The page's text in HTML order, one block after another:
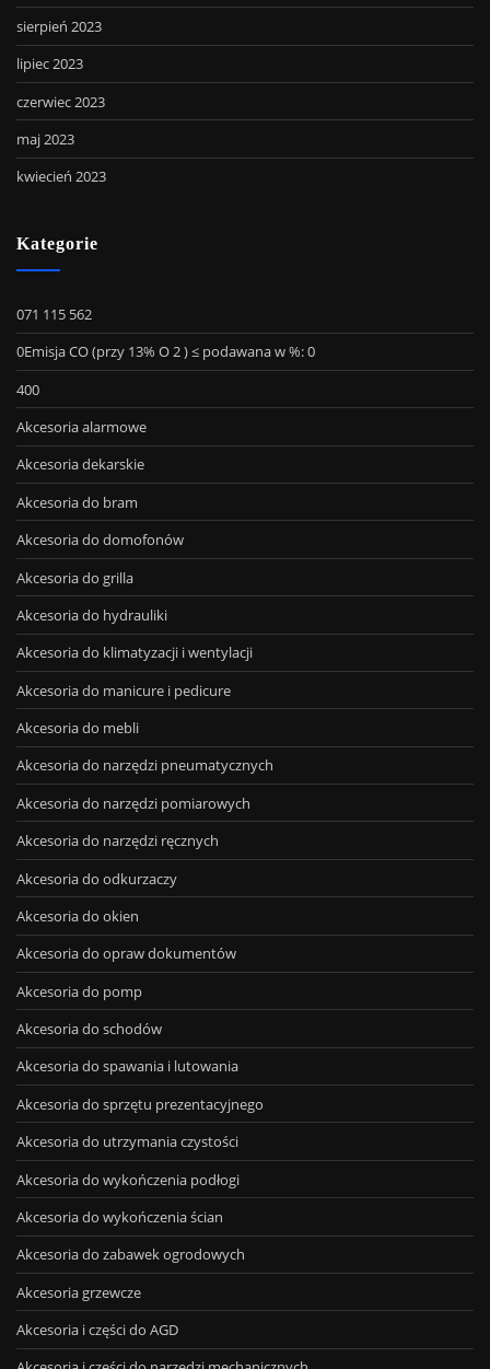
sierpień 2023
lipiec 2023
czerwiec 2023
maj 2023
kwiecień 2023
Kategorie
071 115 562
0Emisja CO (przy 13% O 2 ) ≤ podawana w %: 0
400
Akcesoria alarmowe
Akcesoria dekarskie
Akcesoria do bram
Akcesoria do domofonów
Akcesoria do grilla
Akcesoria do hydrauliki
Akcesoria do klimatyzacji i wentylacji
Akcesoria do manicure i pedicure
Akcesoria do mebli
Akcesoria do narzędzi pneumatycznych
Akcesoria do narzędzi pomiarowych
Akcesoria do narzędzi ręcznych
Akcesoria do odkurzaczy
Akcesoria do okien
Akcesoria do opraw dokumentów
Akcesoria do pomp
Akcesoria do schodów
Akcesoria do spawania i lutowania
Akcesoria do sprzętu prezentacyjnego
Akcesoria do utrzymania czystości
Akcesoria do wykończenia podłogi
Akcesoria do wykończenia ścian
Akcesoria do zabawek ogrodowych
Akcesoria grzewcze
Akcesoria i części do AGD